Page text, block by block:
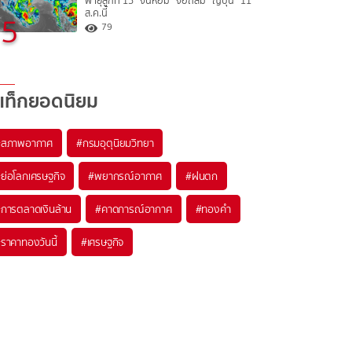
5
ส.ค.นี้
79
ท็กยอดนิยม
สภาพอากาศ #กรมอุตุนิยมวิทยา
ย่อโลกเศรษฐกิจ #พยากรณ์อากาศ #ฝนตก
การตลาดเงินล้าน #คาดการณ์อากาศ #ทองคำ
ราคาทองวันนี้ #เศรษฐกิจ